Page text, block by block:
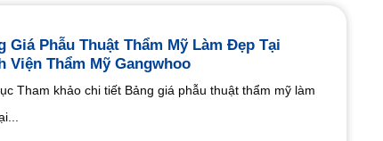
Giá Phẫu Thuật Thẩm Mỹ Làm Đẹp Tại
Viện Thẩm Mỹ Gangwhoo
Tham khảo chi tiết Bảng giá phẫu thuật thẩm mỹ làm